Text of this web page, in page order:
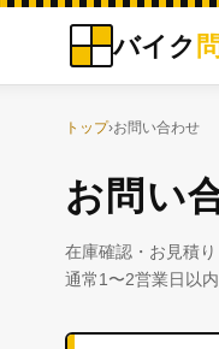
バイク
トップ›お問い合わせ
お問い
在庫確認・お見積
通常1〜2営業日以